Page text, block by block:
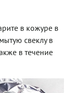
в кожуре в
свеклу в
в течение